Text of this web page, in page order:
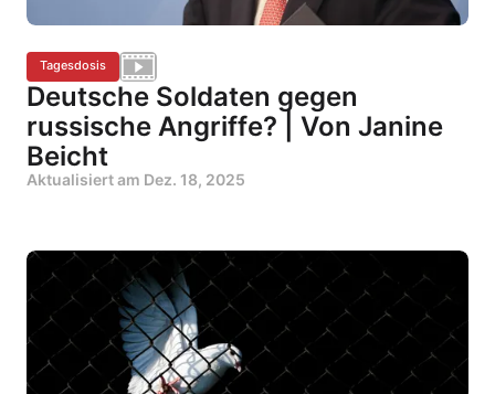
Tagesdosis
Deutsche Soldaten gegen
russische Angriffe? | Von Janine
Beicht
Aktualisiert am Dez. 18, 2025